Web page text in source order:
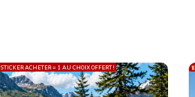
ACHETER = 1 AU CHOIX OFFERT !